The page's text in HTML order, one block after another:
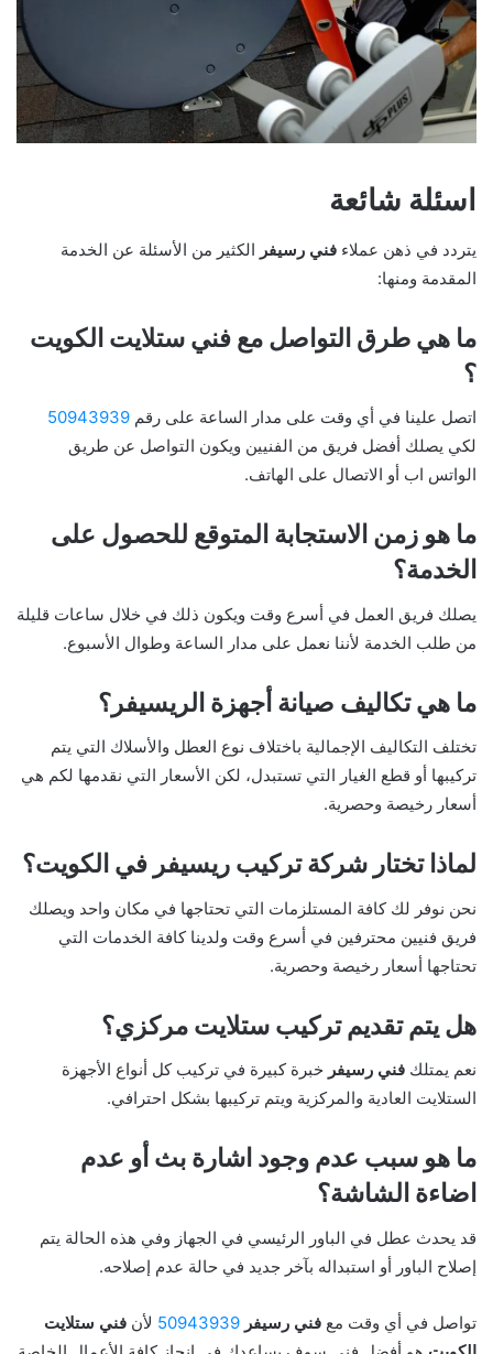
اسئلة شائعة
يتردد في ذهن عملاء فني رسيفر الكثير من الأسئلة عن الخدمة
المقدمة ومنها:
ما هي طرق التواصل مع فني ستلايت الكويت
؟
اتصل علينا في أي وقت على مدار الساعة على رقم 50943939
لكي يصلك أفضل فريق من الفنيين ويكون التواصل عن طريق
الواتس اب أو الاتصال على الهاتف.
ما هو زمن الاستجابة المتوقع للحصول على
الخدمة؟
يصلك فريق العمل في أسرع وقت ويكون ذلك في خلال ساعات قليلة
من طلب الخدمة لأننا نعمل على مدار الساعة وطوال الأسبوع.
ما هي تكاليف صيانة أجهزة الريسيفر؟
تختلف التكاليف الإجمالية باختلاف نوع العطل والأسلاك التي يتم
تركيبها أو قطع الغيار التي تستبدل، لكن الأسعار التي نقدمها لكم هي
أسعار رخيصة وحصرية.
لماذا تختار شركة تركيب ريسيفر في الكويت؟
نحن نوفر لك كافة المستلزمات التي تحتاجها في مكان واحد ويصلك
فريق فنيين محترفين في أسرع وقت ولدينا كافة الخدمات التي
تحتاجها أسعار رخيصة وحصرية.
هل يتم تقديم تركيب ستلايت مركزي؟
نعم يمتلك فني رسيفر خبرة كبيرة في تركيب كل أنواع الأجهزة
الستلايت العادية والمركزية ويتم تركيبها بشكل احترافي.
ما هو سبب عدم وجود اشارة بث أو عدم
اضاءة الشاشة؟
قد يحدث عطل في الباور الرئيسي في الجهاز وفي هذه الحالة يتم
إصلاح الباور أو استبداله بآخر جديد في حالة عدم إصلاحه.
تواصل في أي وقت مع فني رسيفر 50943939 لأن فني ستلايت